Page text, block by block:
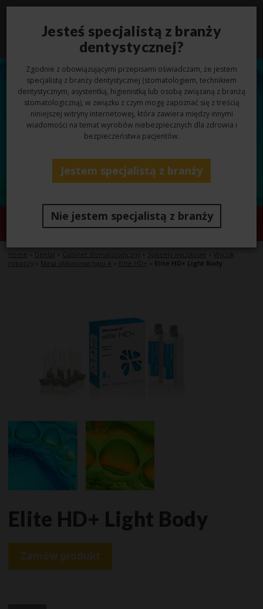
Elite HD+ Light Body
Home Gabinet stomatologiczny Systemy wyciskowe
roboczy
Masa silikonowa typu A Elite HD+ Elite HD+ Light Body
Elite HD+ Light Body
Zamów produkt
Jesteś specjalistą z branży
dentystycznej?
Zgodnie z obowiązującymi przepisami oświadczam, że jestem
specjalistą z branży dentystycznej (stomatologiem, technikiem
dentystycznym, asystentką, higienistką lub osobą związaną z branżą
stomatologiczną), w związku z czym mogę zapoznać się z treścią
niniejszej witryny internetowej, która zawiera między innymi
wiadomości na temat wyrobów niebezpiecznych dla zdrowia i
bezpieczeństwa pacjentów.
Jestem specjalistą z branży
Nie jestem specjalistą z branży